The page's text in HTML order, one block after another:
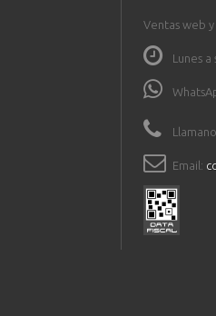
Ventas web
Lunes a
Email: